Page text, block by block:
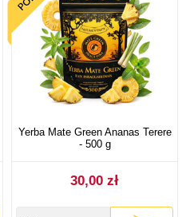
Yerba Mate Green Ananas Terere
- 500 g
30,00 zł